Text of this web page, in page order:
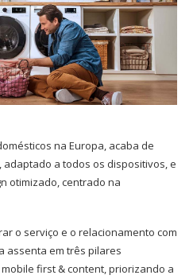
na Europa, acaba de
a todos os dispositivos, e
otimizado, centrado na
o serviço e o relacionamento com
assenta em três pilares
first & content, priorizando a